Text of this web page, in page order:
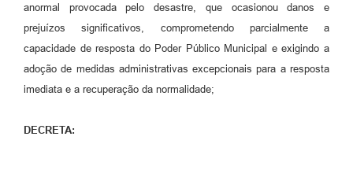
anormal provocada pelo desastre, que ocasionou danos e
prejuízos significativos, comprometendo parcialmente a
capacidade de resposta do Poder Público Municipal e exigindo a
adoção de medidas administrativas excepcionais para a resposta
imediata e a recuperação da normalidade;
DECRETA: